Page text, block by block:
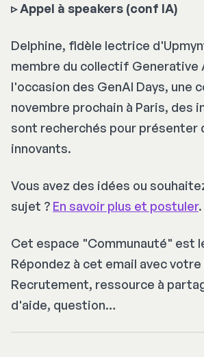
▹Appel à speakers (conf IA)
Delphine, fidèle lectrice
membre du collectif Generative
l'occasion des GenAI Days, une
novembre prochain à Paris, des
sont recherchés pour présenter
innovants.
Vous avez des idées ou
sujet ? En savoir plus et postuler.
Cet espace "Communauté" est
Répondez à cet email avec votre
Recrutement, ressource à
d'aide, question…